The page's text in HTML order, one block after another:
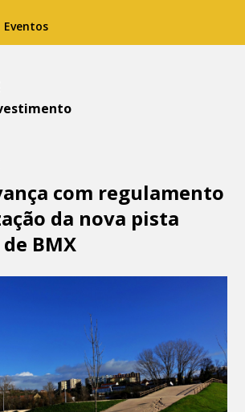
Eventos
com regulamento
da nova pista
BMX